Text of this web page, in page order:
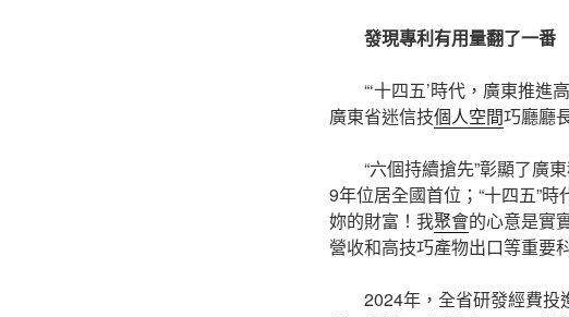
發現專利有用量翻了一番
“‘十四五’時代，廣東推進
廣東省迷信技個人空間巧廳廳
“六個持續搶先”彰顯了廣
9年位居全國首位；“十四五”
妳的財富！我聚會的心意是實
營收和高技巧產物出口等重要
2024年，全省研發經費投